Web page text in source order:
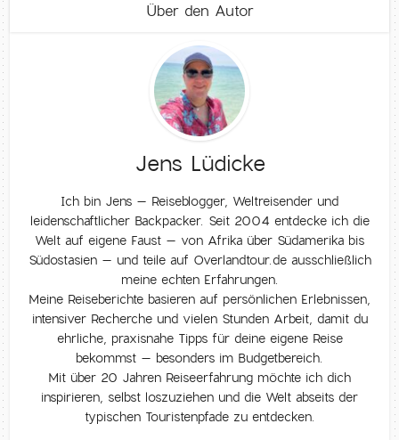
Über den Autor
Jens Lüdicke
Ich bin Jens – Reiseblogger, Weltreisender und
leidenschaftlicher Backpacker. Seit 2004 entdecke ich die
Welt auf eigene Faust – von Afrika über Südamerika bis
Südostasien – und teile auf Overlandtour.de ausschließlich
meine echten Erfahrungen.
Meine Reiseberichte basieren auf persönlichen Erlebnissen,
intensiver Recherche und vielen Stunden Arbeit, damit du
ehrliche, praxisnahe Tipps für deine eigene Reise
bekommst – besonders im Budgetbereich.
Mit über 20 Jahren Reiseerfahrung möchte ich dich
inspirieren, selbst loszuziehen und die Welt abseits der
typischen Touristenpfade zu entdecken.